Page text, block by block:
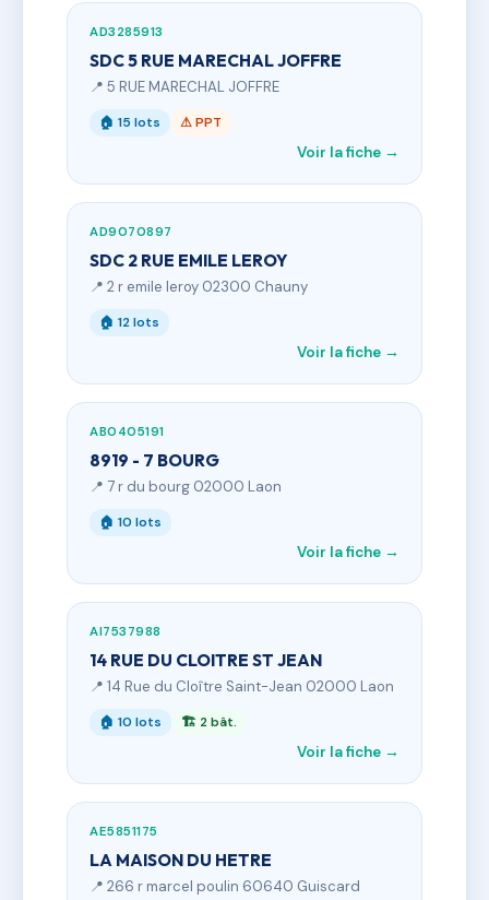
AD3285913
SDC 5 RUE MARECHAL JOFFRE
📍 5 RUE MARECHAL JOFFRE
🏠 15 lots ⚠ PPT
Voir la fiche →
AD9070897
SDC 2 RUE EMILE LEROY
📍 2 r emile leroy 02300 Chauny
🏠 12 lots
Voir la fiche →
AB0405191
8919 - 7 BOURG
📍 7 r du bourg 02000 Laon
🏠 10 lots
Voir la fiche →
AI7537988
14 RUE DU CLOITRE ST JEAN
📍 14 Rue du Cloître Saint-Jean 02000 Laon
🏠 10 lots 🏗 2 bât.
Voir la fiche →
AE5851175
LA MAISON DU HETRE
📍 266 r marcel poulin 60640 Guiscard